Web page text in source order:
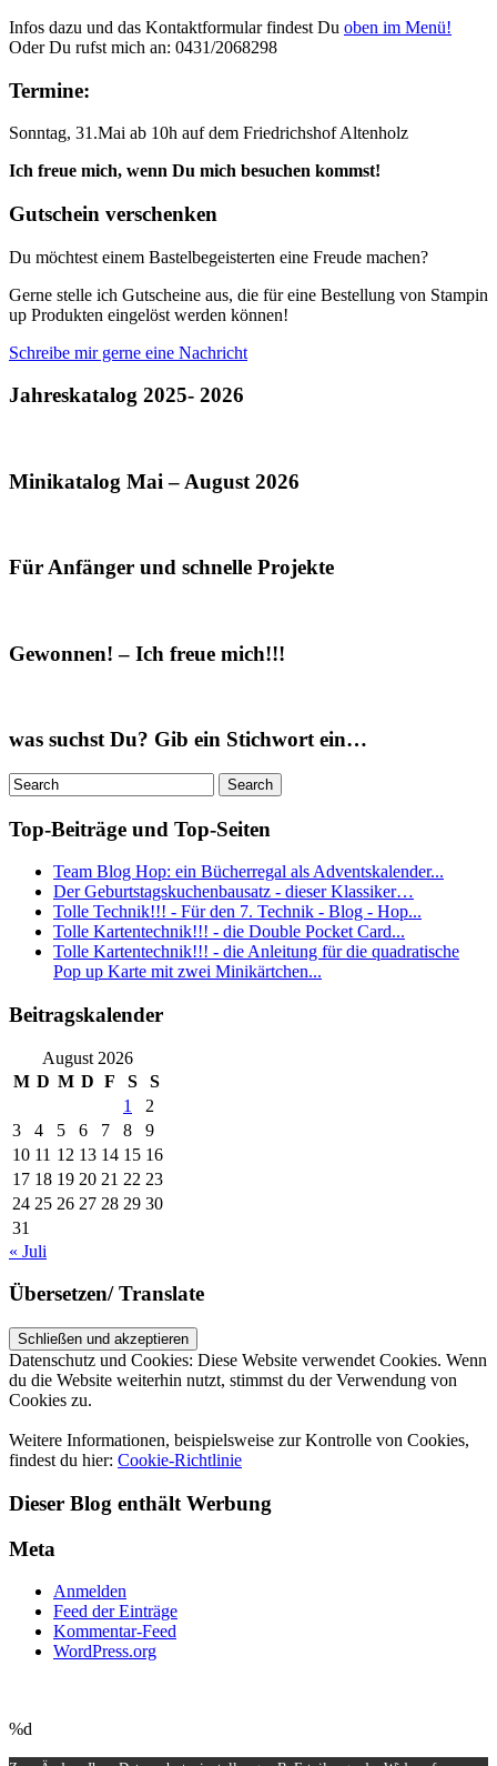
Infos dazu und das Kontaktformular findest Du oben im Menü!
Oder Du rufst mich an: 0431/2068298
Termine:
Sonntag, 31.Mai ab 10h auf dem Friedrichshof Altenholz
Ich freue mich, wenn Du mich besuchen kommst!
Gutschein verschenken
Du möchtest einem Bastelbegeisterten eine Freude machen?
Gerne stelle ich Gutscheine aus, die für eine Bestellung von Stampin
up Produkten eingelöst werden können!
Schreibe mir gerne eine Nachricht
Jahreskatalog 2025- 2026
Minikatalog Mai – August 2026
Für Anfänger und schnelle Projekte
Gewonnen! – Ich freue mich!!!
was suchst Du? Gib ein Stichwort ein…
Top-Beiträge und Top-Seiten
Team Blog Hop: ein Bücherregal als Adventskalender...
Der Geburtstagskuchenbausatz - dieser Klassiker…
Tolle Technik!!! - Für den 7. Technik - Blog - Hop...
Tolle Kartentechnik!!! - die Double Pocket Card...
Tolle Kartentechnik!!! - die Anleitung für die quadratische
Pop up Karte mit zwei Minikärtchen...
Beitragskalender
August 2026
M D M D F S
S
1
2
3
4 5 6 7 8
9
10 11 12 13 14 15 16
17 18 19 20 21 22 23
24 25 26 27 28 29 30
31
« Juli
Übersetzen/ Translate
Datenschutz und Cookies: Diese Website verwendet Cookies. Wenn
du die Website weiterhin nutzt, stimmst du der Verwendung von
Cookies zu.
Weitere Informationen, beispielsweise zur Kontrolle von Cookies,
findest du hier: Cookie-Richtlinie
Dieser Blog enthält Werbung
Meta
Anmelden
Feed der Einträge
Kommentar-Feed
WordPress.org
%d